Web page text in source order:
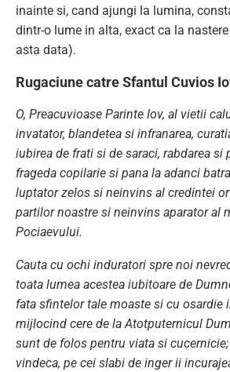
inainte si, cand ajungi la lumina,
dintr-o lume in alta, exact ca la
asta data).
Rugaciune catre Sfantul Cuvios
O, Preacuvioase Parinte Iov, al vietii
invatator, blandetea si infranarea,
iubirea de frati si de saraci, rabdarea si
frageda copilarie si pana la adanci
luptator zelos si neinvins al credintei
partilor noastre si neinvins aparator al
Pociaevului.
Cauta cu ochi induratori spre noi
toata lumea acestea iubitoare de
fata sfintelor tale moaste si cu osardie
mijlocind cere de la Atotputernicul
sunt de folos pentru viata si
vindeca, pe cei slabi de inger ii